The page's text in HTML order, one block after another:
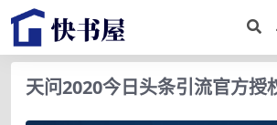
天问2020今日头条引流官方授